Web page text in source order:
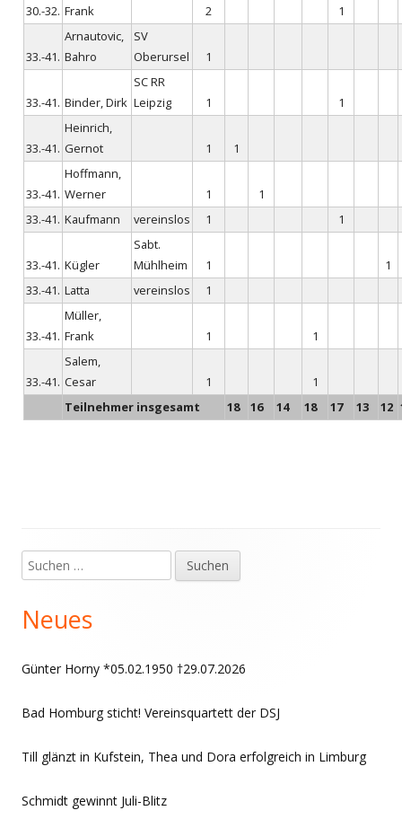
30.-32. Frank
2 1
33.-41.
Arnautovic,
Bahro
SV
Oberursel
1
33.-41. Binder, Dirk
SC RR
Leipzig
1 1
33.-41.
Heinrich,
Gernot
1 1
33.-41.
Hoffmann,
Werner
1
1
33.-41. Kaufmann vereinslos 1 1
33.-41. Kügler
Sabt.
Mühlheim
1
1
33.-41. Latta vereinslos 1
33.-41.
Müller,
Frank
1 1
33.-41.
Salem,
Cesar
1
1
Teilnehmer insgesamt
18 16 14 18 17 13 12
Haupt-
Seitenleiste
Suchen
nach:
Neues
Günter Horny *05.02.1950 †29.07.2026
Bad Homburg sticht! Vereinsquartett der DSJ
Till glänzt in Kufstein, Thea und Dora erfolgreich in Limburg
Schmidt gewinnt Juli-Blitz